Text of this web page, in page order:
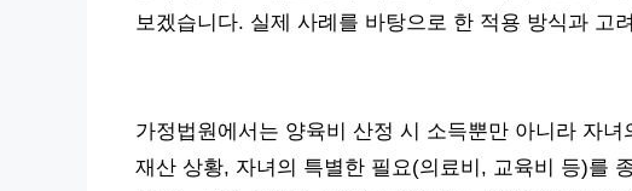
보겠습니다. 실제 사례를 바탕으로 한 적용 방식과 고
가정법원에서는 양육비 산정 시 소득뿐만 아니라 자
재산 상황, 자녀의 특별한 필요(의료비, 교육비 등)를